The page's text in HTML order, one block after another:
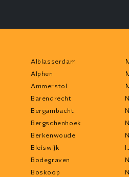
Alblasserdam
Alphen
Ammerstol
Barendrecht
Bergambacht
Bergschenhoek
Berkenwoude
Bleiswijk
Bodegraven
Boskoop